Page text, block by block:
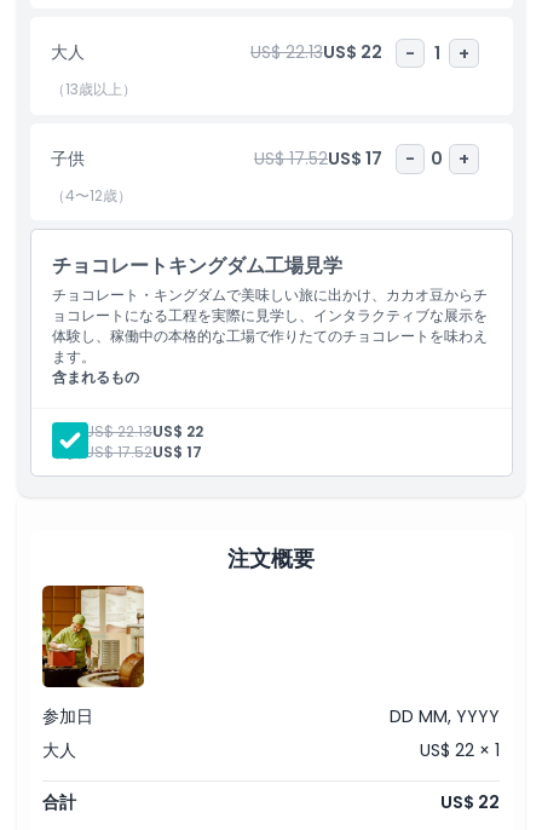
のツアーはオーランドでの人気のあるアクティビティのひとつで
子供／大人ポリシー
除外事項
営業時間
引換方法
キャンセルポリシー
大人 US$ 22.13US$ 22 - 1 +
（13歳以上）
子供 US$ 17.52US$ 17 - 0 +
（4〜12歳）
チョコレートキングダム工場見学
チョコレート・キングダムで美味しい旅に出かけ、カカオ豆からチ
ョコレートになる工程を実際に見学し、インタラクティブな展示を
体験し、稼働中の本格的な工場で作りたてのチョコレートを味わえ
ます。
含まれるもの
英語のガイド付き工場見学
ツアー中の試食
大人: US$ 22.13US$ 22
子供:
US$ 17.52US$ 17
注文概要
参加日
DD MM, YYYY
大人
US$ 22 × 1
合計 US$ 22